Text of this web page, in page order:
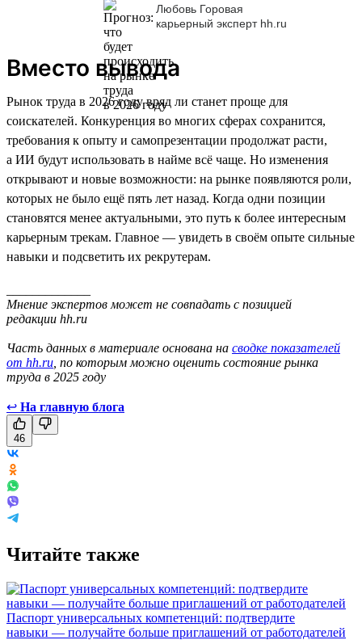
Любовь Горовая
карьерный эксперт hh.ru
Вместо вывода
Рынок труда в 2026 году вряд ли станет проще для
соискателей. Конкуренция во многих сферах сохранится,
требования к опыту и самопрезентации продолжат расти,
а ИИ будут использовать в найме всё чаще. Но изменения
открывают и новые возможности: на рынке появляются роли,
которых не было ещё пять лет назад. Когда одни позиции
становятся менее актуальными, это путь к более интересным
карьерным трекам. Главное — увидеть в своём опыте сильные
навыки и подсветить их рекрутерам.
Мнение экспертов может не совпадать с позицией
редакции hh.ru
Часть данных в материале основана на сводке показателей
от hh.ru , по которым можно оценить состояние рынка
труда в 2025 году
↩ На главную блога
46
Читайте также
Паспорт универсальных компетенций: подтвердите
навыки — получайте больше приглашений от работодателей